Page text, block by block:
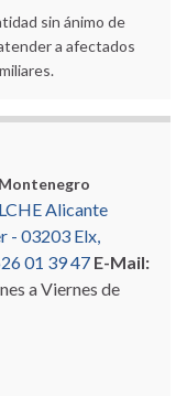
sin ánimo de
a afectados
Alicante
- 03203 Elx,
01 39 47 E-Mail:
a Viernes de